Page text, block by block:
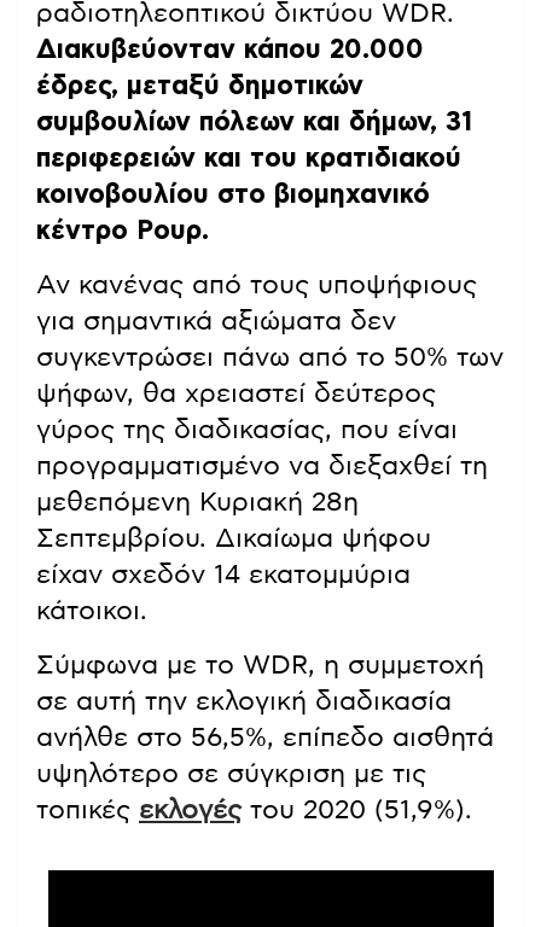
ραδιοτηλεοπτικού δικτύου WDR.
Διακυβεύονταν κάπου 20.000
έδρες, μεταξύ δημοτικών
συμβουλίων πόλεων και δήμων, 31
περιφερειών και του κρατιδιακού
κοινοβουλίου στο βιομηχανικό
κέντρο Ρουρ.
Αν κανένας από τους υποψήφιους
για σημαντικά αξιώματα δεν
συγκεντρώσει πάνω από το 50% των
ψήφων, θα χρειαστεί δεύτερος
γύρος της διαδικασίας, που είναι
προγραμματισμένο να διεξαχθεί τη
μεθεπόμενη Κυριακή 28η
Σεπτεμβρίου. Δικαίωμα ψήφου
είχαν σχεδόν 14 εκατομμύρια
κάτοικοι.
Σύμφωνα με το WDR, η συμμετοχή
σε αυτή την εκλογική διαδικασία
ανήλθε στο 56,5%, επίπεδο αισθητά
υψηλότερο σε σύγκριση με τις
τοπικές εκλογέςτου 2020 (51,9%).